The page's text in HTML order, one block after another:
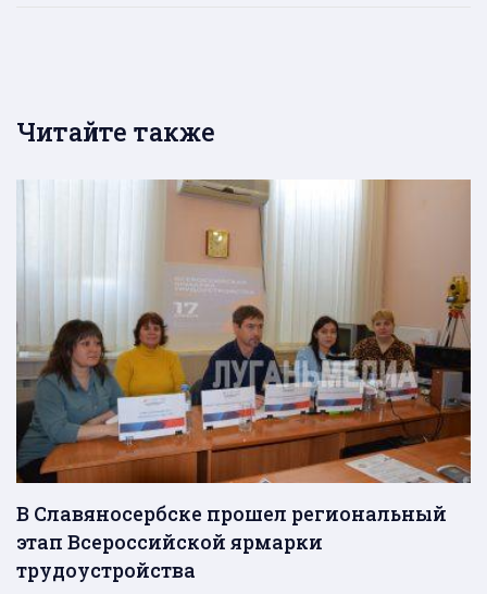
Читайте также
В Славяносербске прошел региональный
этап Всероссийской ярмарки
трудоустройства